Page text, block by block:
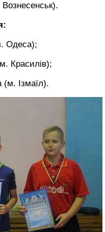
Вознесенськ).
Одеса);
Красилів);
(м. Ізмаїл).